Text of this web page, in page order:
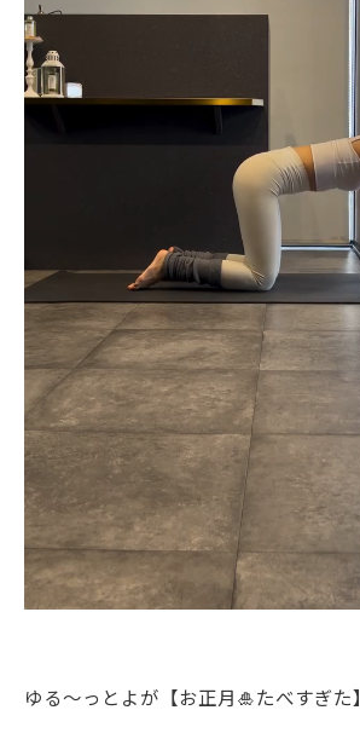
ゆる〜っとよが【お正月🎍たべすぎた】